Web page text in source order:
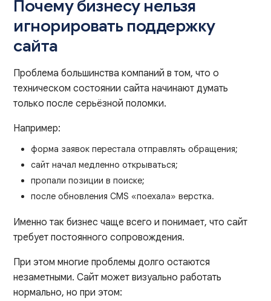
Почему бизнесу нельзя
игнорировать поддержку
сайта
Проблема большинства компаний в том, что о
техническом состоянии сайта начинают думать
только после серьёзной поломки.
Например:
форма заявок перестала отправлять обращения;
сайт начал медленно открываться;
пропали позиции в поиске;
после обновления CMS «поехала» верстка.
Именно так бизнес чаще всего и понимает, что сайт
требует постоянного сопровождения.
При этом многие проблемы долго остаются
незаметными. Сайт может визуально работать
нормально, но при этом: